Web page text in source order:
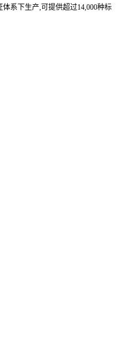
体系下生产,可提供超过14,000种标